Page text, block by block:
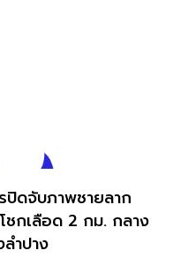
ปิดจับภาพชายลาก
ชกเลือด 2 กม. กลาง
ลำปาง